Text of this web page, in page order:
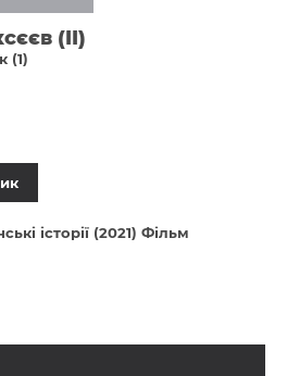
(II)
(1)
історії (2021) Фільм